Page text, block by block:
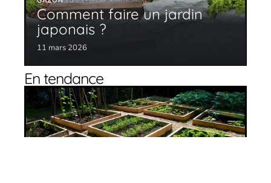
Comment faire un jardin
japonais ?
11 mars 2026
En tendance